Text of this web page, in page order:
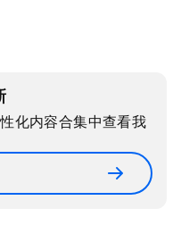
化内容合集中查看我